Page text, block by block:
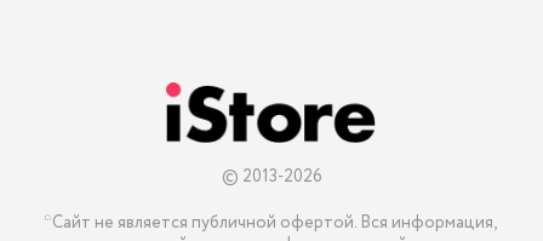
© 2013-2026
*Сайт не является публичной офертой. Вся информация,